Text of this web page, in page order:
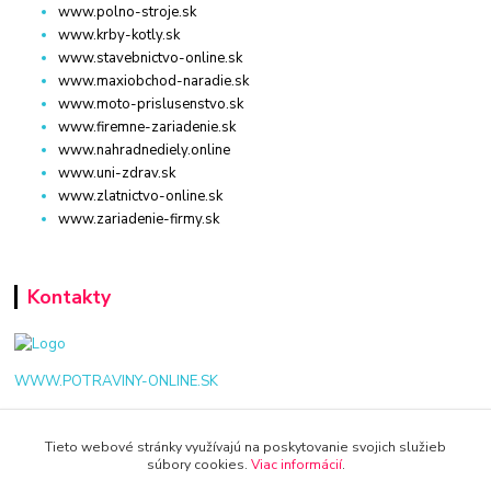
www.polno-stroje.sk
www.krby-kotly.sk
www.stavebnictvo-online.sk
www.maxiobchod-naradie.sk
www.moto-prislusenstvo.sk
www.firemne-zariadenie.sk
www.nahradnediely.online
www.uni-zdrav.sk
www.zlatnictvo-online.sk
www.zariadenie-firmy.sk
Kontakty
WWW.POTRAVINY-ONLINE.SK
+421 940 949 000
Tieto webové stránky využívajú na poskytovanie svojich služieb
súbory cookies. Viac informácií.